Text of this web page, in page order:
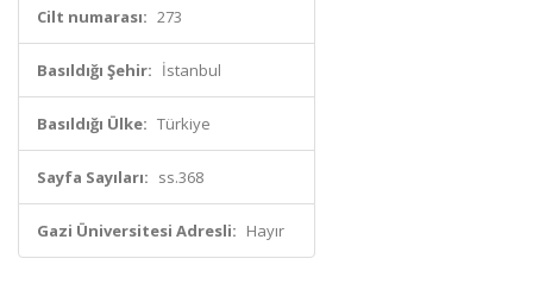
Cilt numarası: 273
Basıldığı Şehir: İstanbul
Basıldığı Ülke: Türkiye
Sayfa Sayıları: ss.368
Gazi Üniversitesi Adresli: Hayır